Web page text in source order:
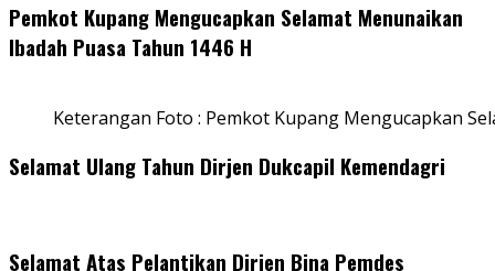
Pemkot Kupang Mengucapkan Selamat Menunaikan
Ibadah Puasa Tahun 1446 H
Keterangan Foto : Pemkot Kupang Mengucapkan
Selamat Ulang Tahun Dirjen Dukcapil Kemendagri
Selamat Atas Pelantikan Dirjen Bina Pemdes